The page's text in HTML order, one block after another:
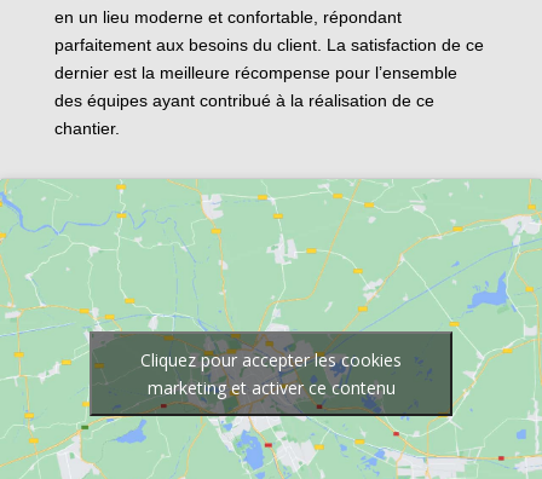
en un lieu moderne et confortable, répondant
parfaitement aux besoins du client. La satisfaction de ce
dernier est la meilleure récompense pour l’ensemble
des équipes ayant contribué à la réalisation de ce
chantier.
Cliquez pour accepter les cookies
marketing et activer ce contenu